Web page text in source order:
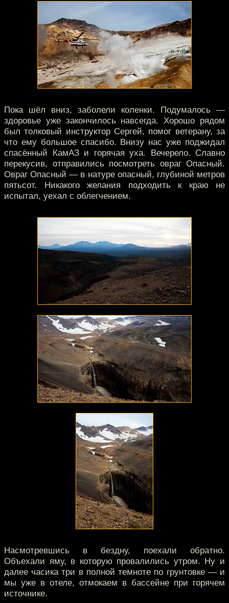
Пока шёл вниз, заболели коленки. Подумалось —
здоровье уже закончилось навсегда. Хорошо рядом
был толковый инструктор Сергей, помог ветерану, за
что ему большое спасибо. Внизу нас уже поджидал
спасённый КамАЗ и горячая уха. Вечерело. Славно
перекусив, отправились посмотреть овраг Опасный.
Овраг Опасный — в натуре опасный, глубиной метров
пятьсот. Никакого желания подходить к краю не
испытал, уехал с облегчением.
Насмотревшись в бездну, поехали обратно.
Объехали яму, в которую провалились утром. Ну и
далее часика три в полной темноте по грунтовке — и
мы уже в отеле, отмокаем в бассейне при горячем
источнике.